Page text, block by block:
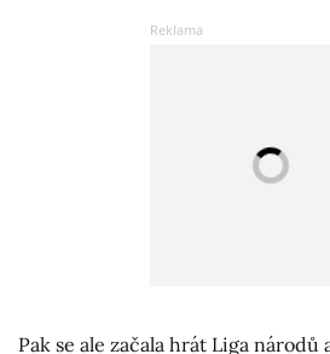
Pak se ale začala hrát Liga národů